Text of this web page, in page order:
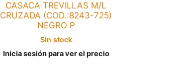
CASACA TREVILLAS M/L
CRUZADA (COD.:8243-725)
NEGRO P
Sin stock
Inicia sesión para ver el precio